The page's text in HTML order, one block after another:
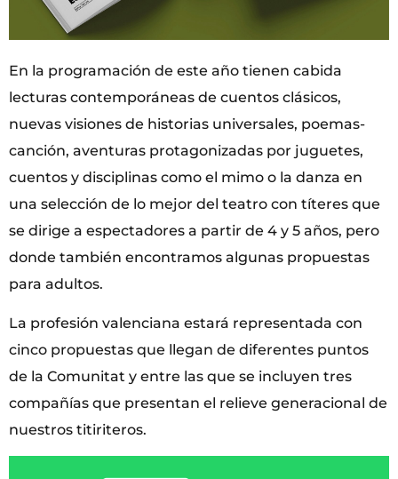
En la programación de este año tienen cabida
lecturas contemporáneas de cuentos clásicos,
nuevas visiones de historias universales, poemas-
canción, aventuras protagonizadas por juguetes,
cuentos y disciplinas como el mimo o la danza en
una selección de lo mejor del teatro con títeres que
se dirige a espectadores a partir de 4 y 5 años, pero
donde también encontramos algunas propuestas
para adultos.
La profesión valenciana estará representada con
cinco propuestas que llegan de diferentes puntos
de la Comunitat y entre las que se incluyen tres
compañías que presentan el relieve generacional de
nuestros titiriteros.